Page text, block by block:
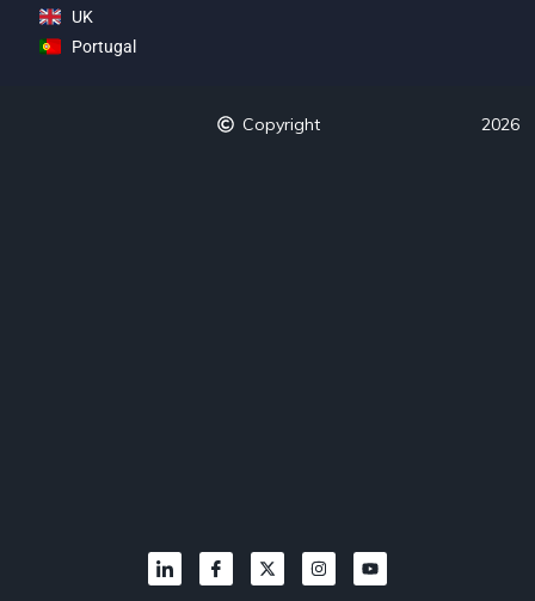
UK
Portugal
Copyright 2026